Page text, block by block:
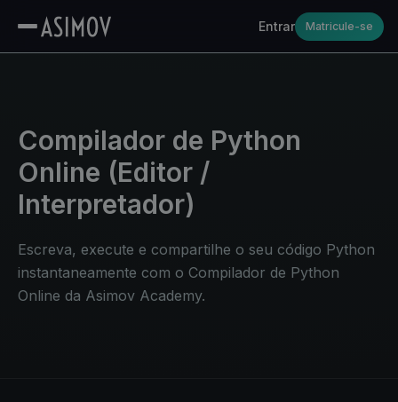
Entrar Matricule-se
Compilador de Python
Online (Editor /
Interpretador)
Escreva, execute e compartilhe o seu código Python
instantaneamente com o Compilador de Python
Online da Asimov Academy.